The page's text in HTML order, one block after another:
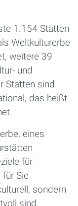
1.154 Stätten
Weltkulturerbe
weitere 39
und
Stätten sind
das heißt
eines
für
Sie
sondern
sind.